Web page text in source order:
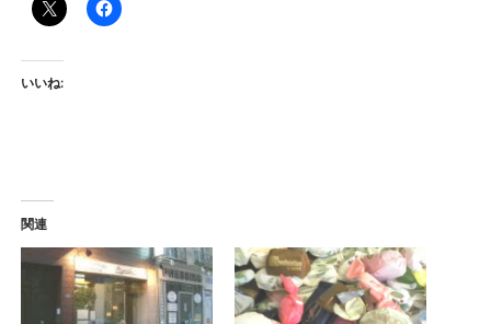
ー
ト
いいね:
関連